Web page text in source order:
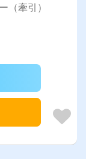
（牽引）